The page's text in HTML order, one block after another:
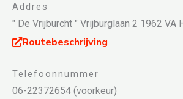
Addres
" De Vrijburcht " Vrijburglaan 2 1962 VA
Routebeschrijving
Telefoonnummer
06-22372654 (voorkeur)